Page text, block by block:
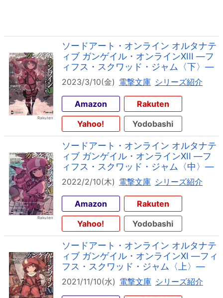
ソードアート・オンライン オルタナテ
ィブ ガンゲイル・オンラインXIII ―フ
ィフス・スクワッド・ジャム〈下〉―
2023/3/10(金) 電撃文庫 シリーズ紹介
Amazon
Rakuten
Yahoo!
Yodobashi
ソードアート・オンライン オルタナテ
ィブ ガンゲイル・オンラインXII ―フ
ィフス・スクワッド・ジャム〈中〉―
2022/2/10(木) 電撃文庫 シリーズ紹介
Amazon
Rakuten
Yahoo!
Yodobashi
ソードアート・オンライン オルタナテ
ィブ ガンゲイル・オンラインXI ―フィ
フス・スクワッド・ジャム〈上〉―
2021/11/10(水) 電撃文庫 シリーズ紹介